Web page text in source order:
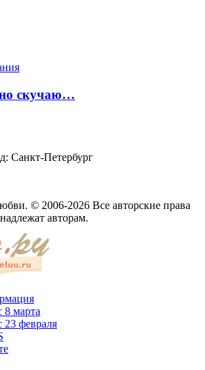
скучаю…
Санкт-Петербург
© 2006-2026 Все авторские права
авторам.
8 марта
23 февраля